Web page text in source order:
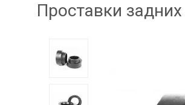
Проставки